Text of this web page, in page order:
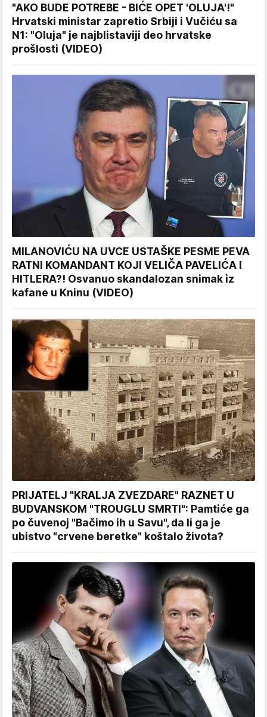
"AKO BUDE POTREBE - BIĆE OPET 'OLUJA'!"
Hrvatski ministar zapretio Srbiji i Vučiću sa
N1: "Oluja" je najblistaviji deo hrvatske
prošlosti (VIDEO)
MILANOVIĆU NA UVCE USTAŠKE PESME PEVA
RATNI KOMANDANT KOJI VELIČA PAVELIĆA I
HITLERA?! Osvanuo skandalozan snimak iz
kafane u Kninu (VIDEO)
PRIJATELJ "KRALJA ZVEZDARE" RAZNET U
BUDVANSKOM "TROUGLU SMRTI": Pamtiće ga
po čuvenoj "Bačimo ih u Savu", da li ga je
ubistvo "crvene beretke" koštalo života?